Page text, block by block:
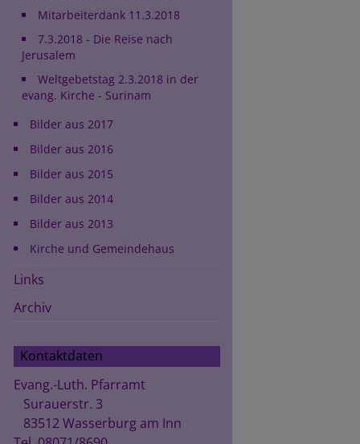
Mitarbeiterdank 11.3.2018
7.3.2018 - Die Reise nach
Jerusalem
Weltgebetstag 2.3.2018 in der
evang. Kirche - Surinam
Bilder aus 2017
Bilder aus 2016
Bilder aus 2015
Bilder aus 2014
Bilder aus 2013
Kirche und Gemeindehaus
Links
Archiv
Kontaktdaten
Evang.-Luth. Pfarramt
Surauerstr. 3
83512 Wasserburg am Inn